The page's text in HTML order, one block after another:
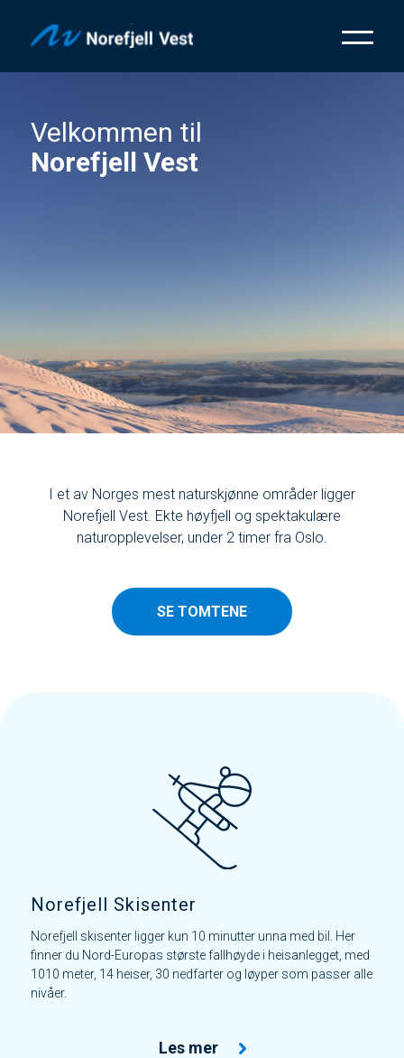
Velkommen til
Norefjell Vest
I et av Norges mest naturskjønne områder ligger
Norefjell Vest. Ekte høyfjell og spektakulære
naturopplevelser, under 2 timer fra Oslo.
SE TOMTENE
Norefjell Skisenter
Norefjell skisenter ligger kun 10 minutter unna med bil. Her
finner du Nord-Europas største fallhøyde i heisanlegget, med
1010 meter, 14 heiser, 30 nedfarter og løyper som passer alle
nivåer.
Les mer